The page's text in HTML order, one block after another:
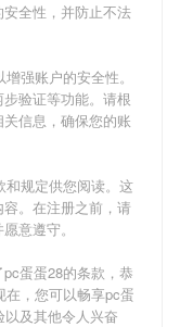
全性，并防止不法
强账户的安全性。
验证等功能。请根
信息，确保您的账
和规定供您阅读。这
。在注册之前，请
意遵守。
pc蛋蛋28的条款，恭
在，您可以畅享pc蛋
及其他令人兴奋